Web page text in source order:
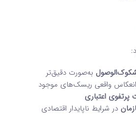
به‌صورت دقیق‌تر
انعکاس واقعی ریسک‌های موجود
اعتباری
در شرایط ناپایدار اقتصادی